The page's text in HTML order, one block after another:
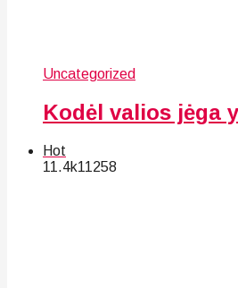
Uncategorized
Kodėl valios jėga
Hot
11.4k11258